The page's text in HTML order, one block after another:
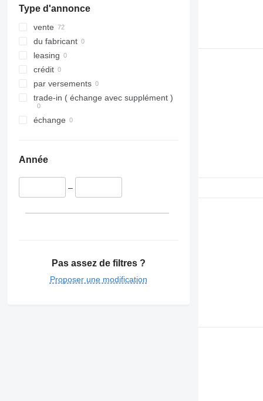
Type d'annonce
vente
du fabricant
leasing
crédit
par versements
trade-in ( échange avec supplément )
échange
Année
–
Pas assez de filtres ?
Proposer une modification